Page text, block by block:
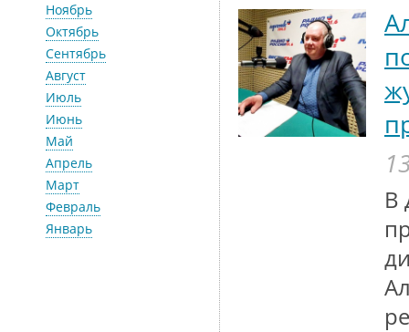
Ноябрь
Октябрь
Сентябрь
Август
Июль
Июнь
Май
Апрель
Март
Февраль
Январь
В